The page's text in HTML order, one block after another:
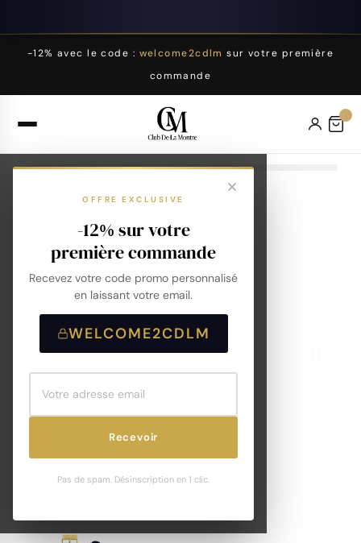
-12% avec le code : welcome2cdlm sur votre première
commande
OFFRE EXCLUSIVE
-12% sur votre
première commande
Recevez votre code promo personnalisé
en laissant votre email.
WELCOME2CDLM
Recevoir
Pas de spam. Désinscription en 1 clic.